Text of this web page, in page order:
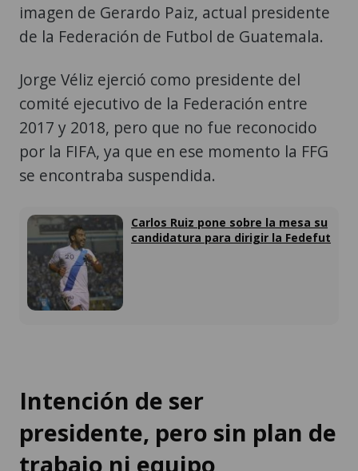
imagen de Gerardo Paiz, actual presidente
de la Federación de Futbol de Guatemala.
Jorge Véliz ejerció como presidente del
comité ejecutivo de la Federación entre
2017 y 2018, pero que no fue reconocido
por la FIFA, ya que en ese momento la FFG
se encontraba suspendida.
Carlos Ruiz pone sobre la mesa su
candidatura para dirigir la Fedefut
Intención de ser
presidente, pero sin plan de
trabajo ni equipo